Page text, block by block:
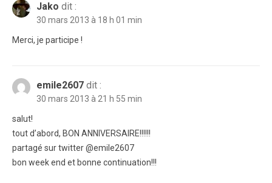
Jako dit :
30 mars 2013 à 18 h 01 min
Merci, je participe !
emile2607 dit :
30 mars 2013 à 21 h 55 min
salut!
tout d’abord, BON ANNIVERSAIRE!!!!!!
partagé sur twitter @emile2607
bon week end et bonne continuation!!!